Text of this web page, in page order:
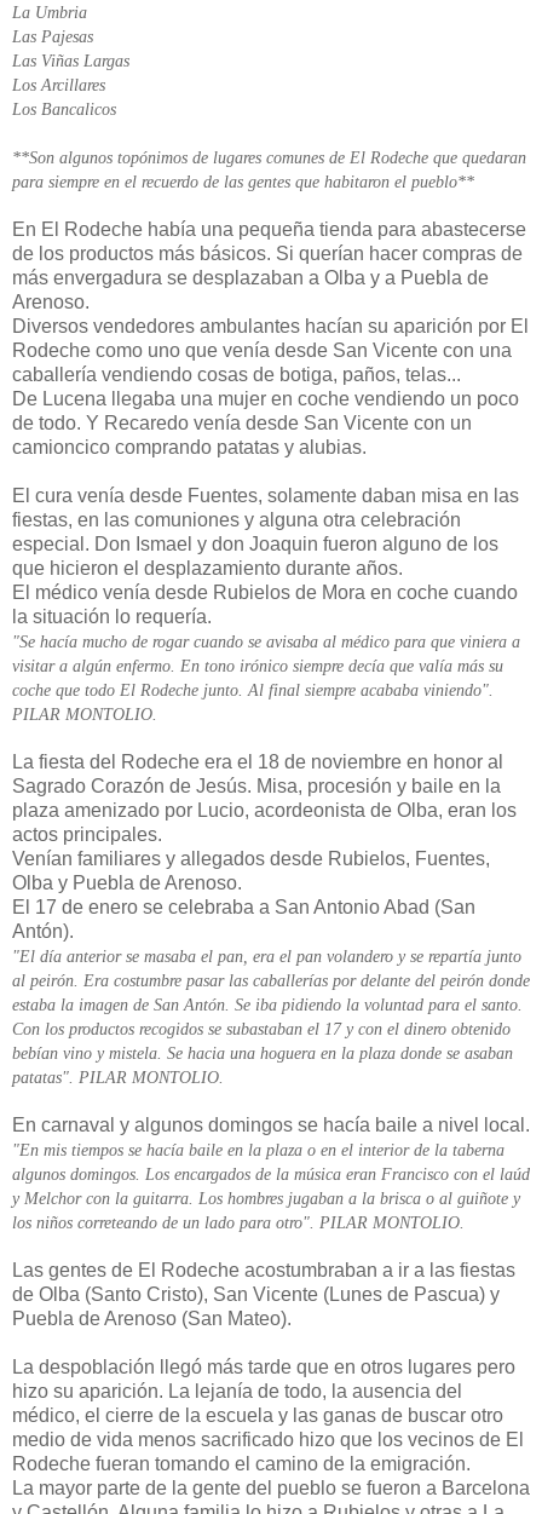
La Umbria
Las Pajesas
Las Viñas Largas
Los Arcillares
Los Bancalicos
**Son algunos topónimos de lugares comunes de El Rodeche que quedaran
para siempre en el recuerdo de las gentes que habitaron el pueblo**
En El Rodeche había una pequeña tienda para abastecerse
de los productos más básicos. Si querían hacer compras de
más envergadura se desplazaban a Olba y a Puebla de
Arenoso.
Diversos vendedores ambulantes hacían su aparición por El
Rodeche como uno que venía desde San Vicente con una
caballería vendiendo cosas de botiga, paños, telas...
De Lucena llegaba una mujer en coche vendiendo un poco
de todo. Y Recaredo venía desde San Vicente con un
camioncico comprando patatas y alubias.
El cura venía desde Fuentes, solamente daban misa en las
fiestas, en las comuniones y alguna otra celebración
especial. Don Ismael y don Joaquin fueron alguno de los
que hicieron el desplazamiento durante años.
El médico venía desde Rubielos de Mora en coche cuando
la situación lo requería.
"Se hacía mucho de rogar cuando se avisaba al médico para que viniera a
visitar a algún enfermo. En tono irónico siempre decía que valía más su
coche que todo El Rodeche junto. Al final siempre acababa viniendo".
PILAR MONTOLIO.
La fiesta del Rodeche era el 18 de noviembre en honor al
Sagrado Corazón de Jesús. Misa, procesión y baile en la
plaza amenizado por Lucio, acordeonista de Olba, eran los
actos principales.
Venían familiares y allegados desde Rubielos, Fuentes,
Olba y Puebla de Arenoso.
El 17 de enero se celebraba a San Antonio Abad (San
Antón).
"El día anterior se masaba el pan, era el pan volandero y se repartía junto
al peirón. Era costumbre pasar las caballerías por delante del peirón donde
estaba la imagen de San Antón. Se iba pidiendo la voluntad para el santo.
Con los productos recogidos se subastaban el 17 y con el dinero obtenido
bebían vino y mistela. Se hacia una hoguera en la plaza donde se asaban
patatas". PILAR MONTOLIO.
En carnaval y algunos domingos se hacía baile a nivel local.
"En mis tiempos se hacía baile en la plaza o en el interior de la taberna
algunos domingos. Los encargados de la música eran Francisco con el laúd
y Melchor con la guitarra. Los hombres jugaban a la brisca o al guiñote y
los niños correteando de un lado para otro". PILAR MONTOLIO.
Las gentes de El Rodeche acostumbraban a ir a las fiestas
de Olba (Santo Cristo), San Vicente (Lunes de Pascua) y
Puebla de Arenoso (San Mateo).
La despoblación llegó más tarde que en otros lugares pero
hizo su aparición. La lejanía de todo, la ausencia del
médico, el cierre de la escuela y las ganas de buscar otro
medio de vida menos sacrificado hizo que los vecinos de El
Rodeche fueran tomando el camino de la emigración.
La mayor parte de la gente del pueblo se fueron a Barcelona